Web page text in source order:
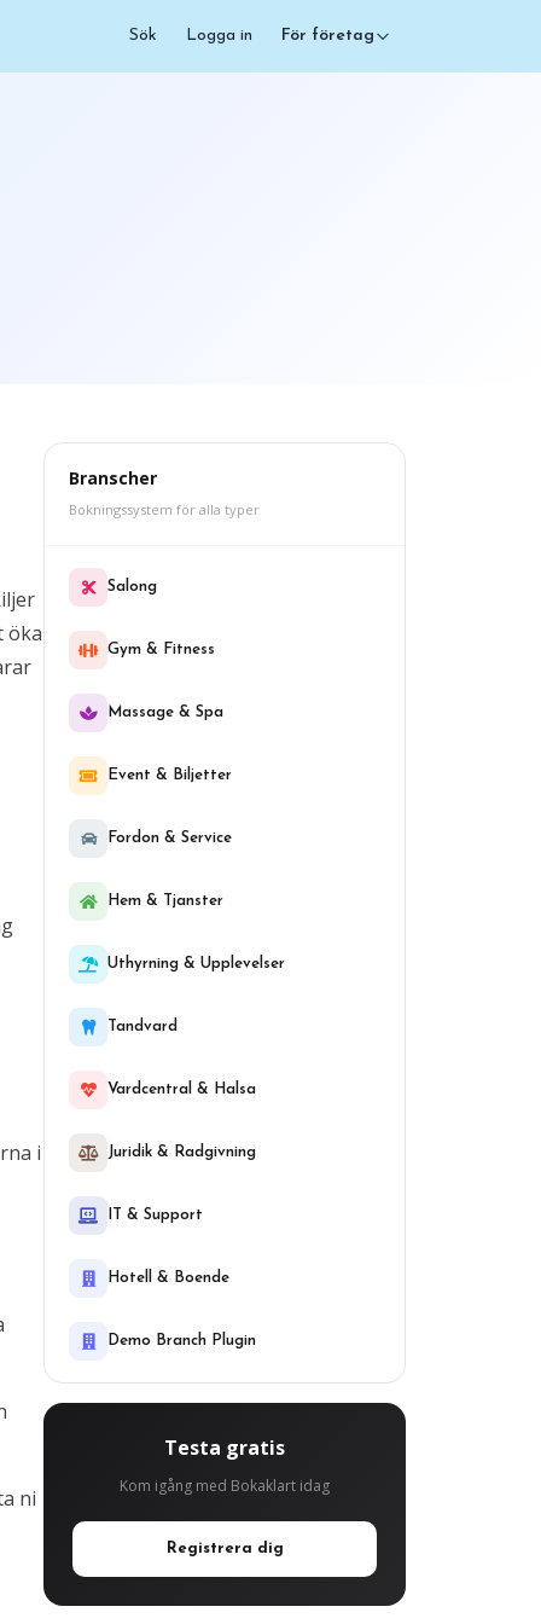
Sök Logga in För företag
öka
i
ni
Branscher
Bokningssystem för alla typer
Salong
Gym & Fitness
Massage & Spa
Event & Biljetter
Fordon & Service
Hem & Tjanster
Uthyrning & Upplevelser
Tandvard
Vardcentral & Halsa
Juridik & Radgivning
IT & Support
Hotell & Boende
Demo Branch Plugin
Testa gratis
Kom igång med Bokaklart idag
Registrera dig